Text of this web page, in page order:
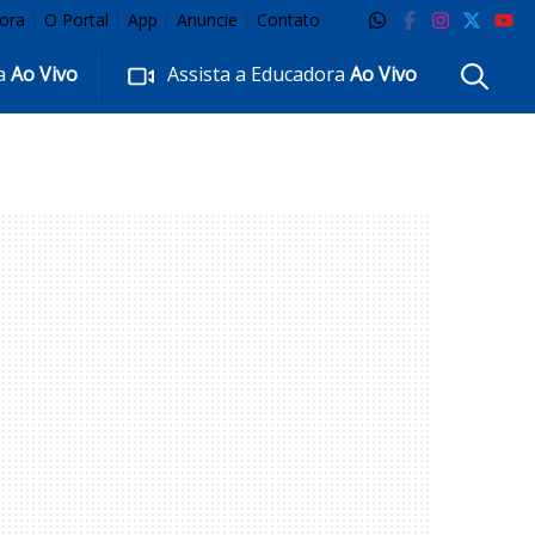
O Portal App Anuncie Contato
Ao Vivo Assista a EducadoraAo Vivo